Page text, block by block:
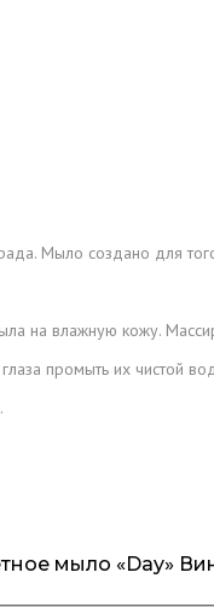
Мыло создано для
на влажную кожу.
промыть их чистой
мыло «Day»